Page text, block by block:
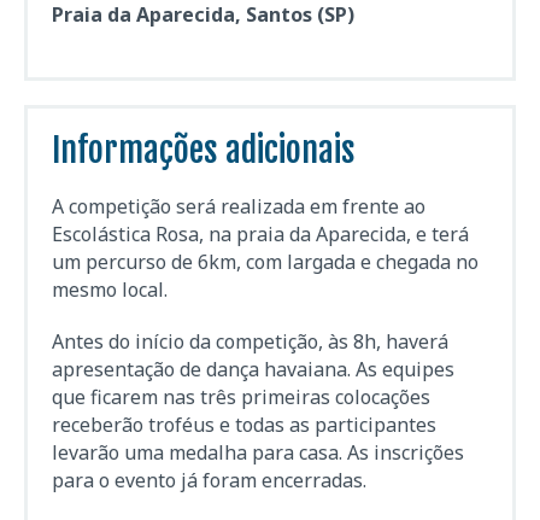
Praia da Aparecida, Santos (SP)
Informações adicionais
A competição será realizada em frente ao
Escolástica Rosa, na praia da Aparecida, e terá
um percurso de 6km, com largada e chegada no
mesmo local.
Antes do início da competição, às 8h, haverá
apresentação de dança havaiana. As equipes
que ficarem nas três primeiras colocações
receberão troféus e todas as participantes
levarão uma medalha para casa. As inscrições
para o evento já foram encerradas.